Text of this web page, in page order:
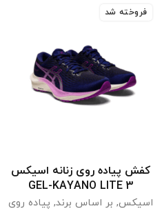
فروخته شد
انتخاب گزینه ها
کفش پیاده روی زنانه اسیکس
GEL-KAYANO LITE 3
اسیکس, بر اساس برند, پیاده روی